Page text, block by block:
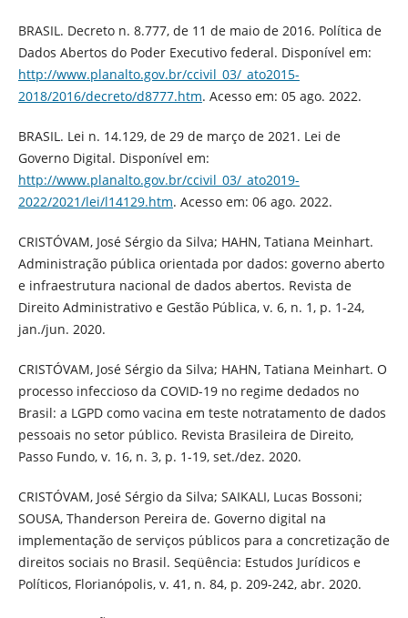
BRASIL. Decreto n. 8.777, de 11 de maio de 2016. Política de
Dados Abertos do Poder Executivo federal. Disponível em:
http://www.planalto.gov.br/ccivil_03/_ato2015-
2018/2016/decreto/d8777.htm. Acesso em: 05 ago. 2022.
BRASIL. Lei n. 14.129, de 29 de março de 2021. Lei de
Governo Digital. Disponível em:
http://www.planalto.gov.br/ccivil_03/_ato2019-
2022/2021/lei/l14129.htm. Acesso em: 06 ago. 2022.
CRISTÓVAM, José Sérgio da Silva; HAHN, Tatiana Meinhart.
Administração pública orientada por dados: governo aberto
e infraestrutura nacional de dados abertos. Revista de
Direito Administrativo e Gestão Pública, v. 6, n. 1, p. 1-24,
jan./jun. 2020.
CRISTÓVAM, José Sérgio da Silva; HAHN, Tatiana Meinhart. O
processo infeccioso da COVID-19 no regime dedados no
Brasil: a LGPD como vacina em teste notratamento de dados
pessoais no setor público. Revista Brasileira de Direito,
Passo Fundo, v. 16, n. 3, p. 1-19, set./dez. 2020.
CRISTÓVAM, José Sérgio da Silva; SAIKALI, Lucas Bossoni;
SOUSA, Thanderson Pereira de. Governo digital na
implementação de serviços públicos para a concretização de
direitos sociais no Brasil. Seqüência: Estudos Jurídicos e
Políticos, Florianópolis, v. 41, n. 84, p. 209-242, abr. 2020.